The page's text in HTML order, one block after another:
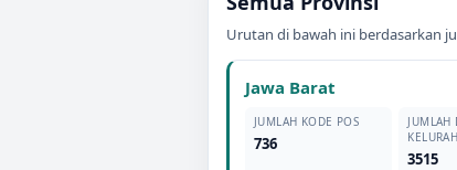
Urutan di bawah ini berdasarkan
Jawa Barat
JUMLAH KODE POS
736
JUMLAH
3515